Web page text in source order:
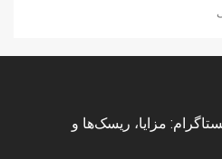
مزایا، ریسک‌ها و